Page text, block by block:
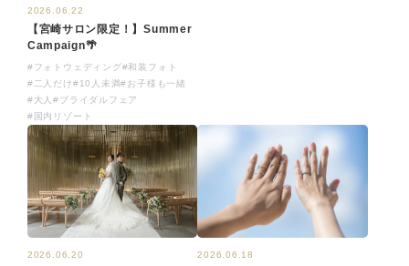
2026.06.22
【宮崎サロン限定！】Summer
Campaign🌴
#フォトウェディング#和装フォト
#二人だけ#10人未満#お子様も一緒
#大人#ブライダルフェア
#国内リゾート
2026.06.20 2026.06.18